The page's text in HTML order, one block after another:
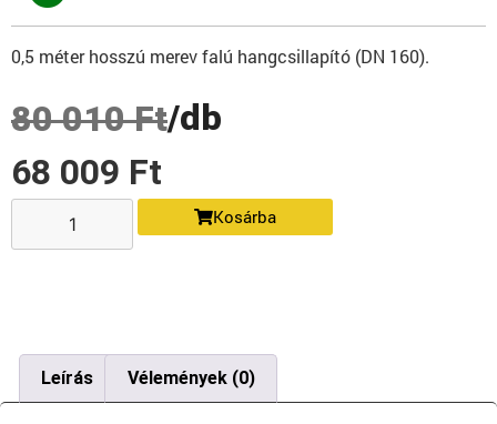
0,5 méter hosszú merev falú hangcsillapító (DN 160).
80 010Ft
68 009 Ft
/db
Kosárba
Leírás Vélemények (0)